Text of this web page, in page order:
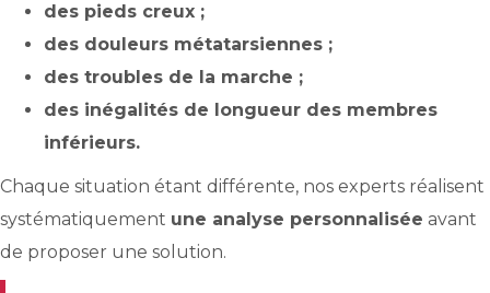
des pieds creux ;
des douleurs métatarsiennes ;
des troubles de la marche ;
des inégalités de longueur des membres
inférieurs.
Chaque situation étant différente, nos experts réalisent
systématiquement une analyse personnalisée avant
de proposer une solution.